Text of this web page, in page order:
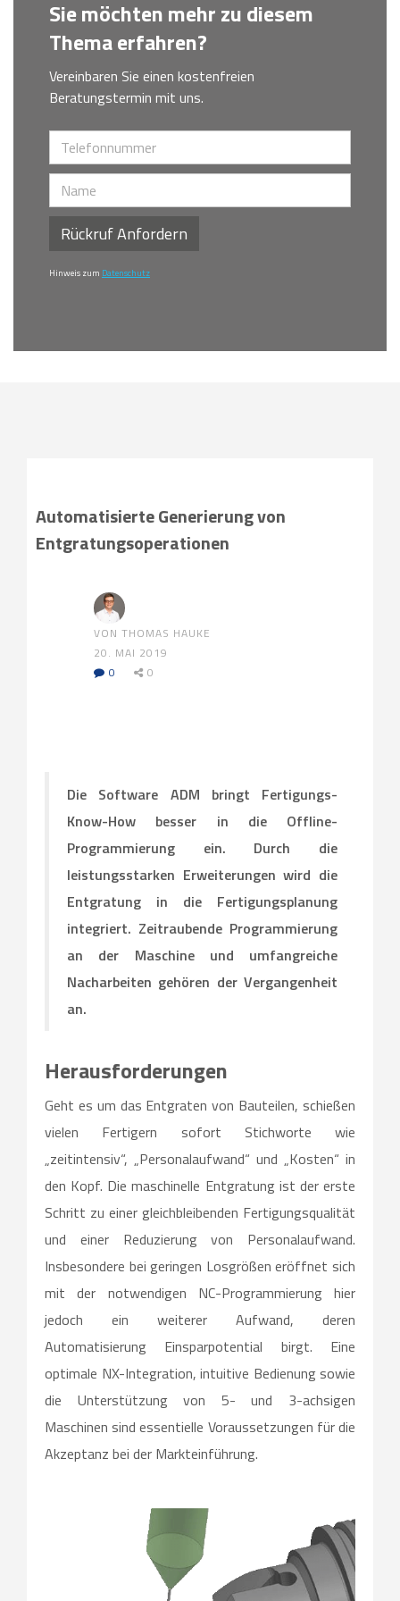
Sie möchten mehr zu diesem
Thema erfahren?
Vereinbaren Sie einen kostenfreien
Beratungstermin mit uns.
Rückruf Anfordern
Hinweis zum Datenschutz
Automatisierte Generierung von
Entgratungsoperationen
VON THOMAS HAUKE
20. MAI 2019
0
0
Die Software ADM bringt Fertigungs-
Know-How besser in die Offline-
Programmierung ein. Durch die
leistungsstarken Erweiterungen wird die
Entgratung in die Fertigungsplanung
integriert. Zeitraubende Programmierung
an der Maschine und umfangreiche
Nacharbeiten gehören der Vergangenheit
an.
Herausforderungen
Geht es um das Entgraten von Bauteilen, schießen
vielen Fertigern sofort Stichworte wie
„zeitintensiv“, „Personalaufwand“ und „Kosten“ in
den Kopf. Die maschinelle Entgratung ist der erste
Schritt zu einer gleichbleibenden Fertigungsqualität
und einer Reduzierung von Personalaufwand.
Insbesondere bei geringen Losgrößen eröffnet sich
mit der notwendigen NC-Programmierung hier
jedoch ein weiterer Aufwand, deren
Automatisierung Einsparpotential birgt. Eine
optimale NX-Integration, intuitive Bedienung sowie
die Unterstützung von 5- und 3-achsigen
Maschinen sind essentielle Voraussetzungen für die
Akzeptanz bei der Markteinführung.